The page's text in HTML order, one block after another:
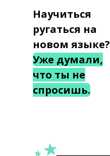
Научиться
ругаться на
новом языке?
Уже думали,
что ты не
спросишь.